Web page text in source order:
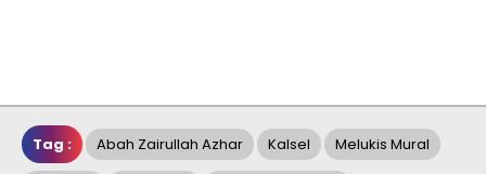
Tag : Abah Zairullah Azhar Kalsel Melukis Mural